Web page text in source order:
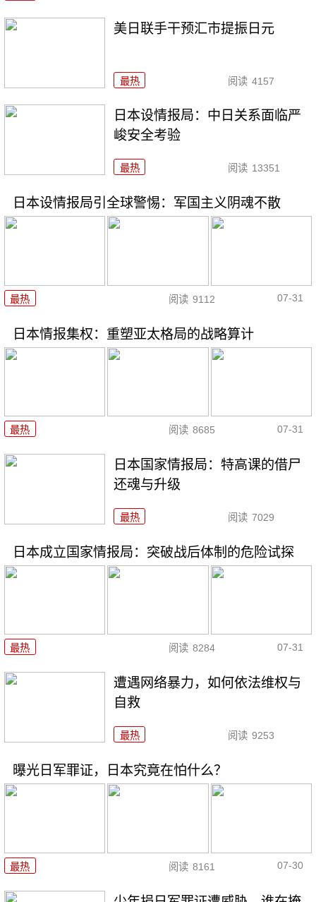
美日联手干预汇市提振日元
最热 阅读 4157
日本设情报局：中日关系面临严
峻安全考验
最热 阅读 13351
日本设情报局引全球警惕：军国主义阴魂不散
最热 阅读 9112 07-31
日本情报集权：重塑亚太格局的战略算计
最热 阅读 8685 07-31
日本国家情报局：特高课的借尸
还魂与升级
最热 阅读 7029
日本成立国家情报局：突破战后体制的危险试探
最热 阅读 8284 07-31
遭遇网络暴力，如何依法维权与
自救
最热 阅读 9253
曝光日军罪证，日本究竟在怕什么？
最热 阅读 8161 07-30